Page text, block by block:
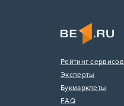
Рейтинг сервисов
Эксперты
Букмарклеты
FAQ